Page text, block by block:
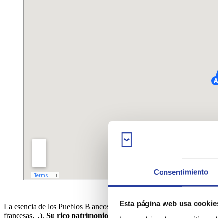
Consentimiento
Esta página web usa
La esencia de los Pueblos Blancos te trasladará, en cuestión de
francesas…). Su rico patrimonio arqueológico tiene alrededor de